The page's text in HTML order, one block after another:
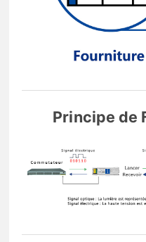
Principe de